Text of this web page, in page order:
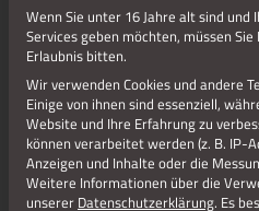
Wenn Sie unter 16 Jahre alt sind und
Services geben möchten, müssen
Erlaubnis bitten.
Wir verwenden Cookies und andere
Einige von ihnen sind essenziell,
Website und Ihre Erfahrung zu
können verarbeitet werden (z. B. IP-
Anzeigen und Inhalte oder die
Weitere Informationen über die
unserer Datenschutzerklärung. Es